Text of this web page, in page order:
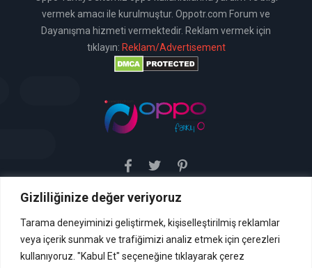
Gizliliğinize değer veriyoruz
Tarama deneyiminizi geliştirmek, kişiselleştirilmiş reklamlar
veya içerik sunmak ve trafiğimizi analiz etmek için çerezleri
kullanıyoruz. "Kabul Et" seçeneğine tıklayarak çerez
vermek amacı ile kurulmuştur. Oppotr.com Forum ve
Dayanışma hizmeti vermektedir. Reklam vermek için
tıklayın: Reklam/Advertisement
Sitemiz uyar / kaldır prensibini benimsemiştir. Sitemiz,
hizmetini vermektedir. Bu yasaya göre, Site yönetimi
hukuka aykırı içerikleri kontrol etme yükümlülüğü yoktur. Bu
nedenle, web sitemiz uyar / kaldır prensibini
benimsemiştir ve kullanmaktadır. (